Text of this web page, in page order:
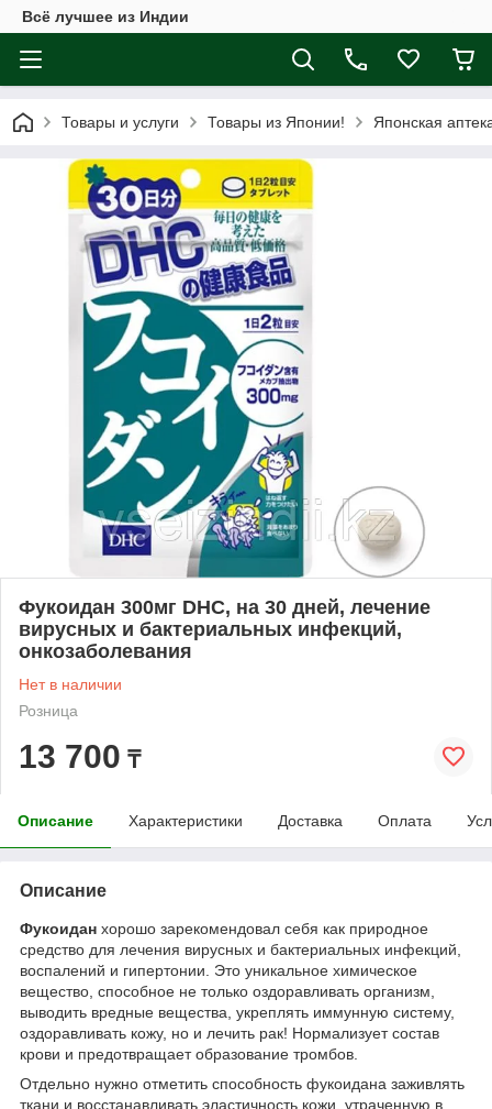
Всё лучшее из Индии
Товары и услуги Товары из Японии! Японская
Фукоидан 300мг DHC, на 30 дней, лечение
вирусных и бактериальных инфекций,
онкозаболевания
Нет в наличии
Розница
13 700 ₸
Описание Характеристики Доставка Оплата
Описание
Фукоидан хорошо зарекомендовал себя как природное
средство для лечения вирусных и бактериальных инфекций,
воспалений и гипертонии. Это уникальное химическое
вещество, способное не только оздоравливать организм,
выводить вредные вещества, укреплять иммунную систему,
оздоравливать кожу, но и лечить рак! Нормализует состав
крови и предотвращает образование тромбов.
Отдельно нужно отметить способность фукоидана заживлять
ткани и восстанавливать эластичность кожи, утраченную в